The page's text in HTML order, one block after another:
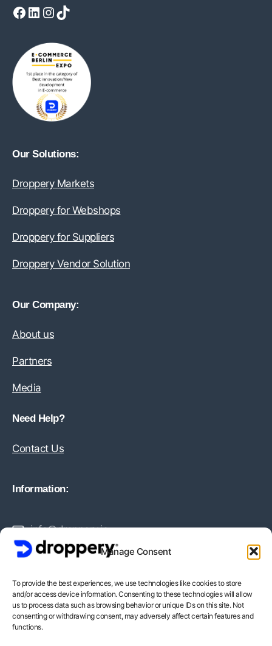
Manage Consent
To provide the best experiences, we use technologies like cookies to store
and/or access device information. Consenting to these technologies will allow
us to process data such as browsing behavior or unique IDs on this site. Not
consenting or withdrawing consent, may adversely affect certain features and
functions.
Facebook LinkedIn InstagramTikTok
Our Solutions:
Droppery Markets
Droppery for Webshops
Droppery for Suppliers
Droppery Vendor Solution
Our Company:
About us
Partners
Media
Need Help?
Contact Us
Information:
info@droppery.io
Vossiusstraat 20-2
1071AD Amsterdam